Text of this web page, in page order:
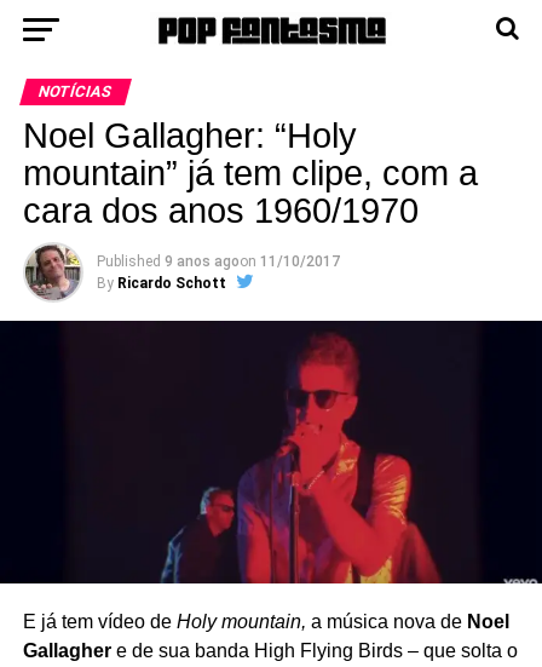
NOTÍCIAS
Noel Gallagher: “Holy
mountain” já tem clipe, com a
cara dos anos 1960/1970
Published 9 anos agoon 11/10/2017
By Ricardo Schott
E já tem vídeo de Holy mountain, a música nova de Noel
Gallaghere de sua banda High Flying Birds – que solta o